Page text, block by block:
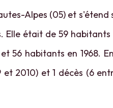
Alpes (05) et s'étend
Elle était de 59
56 habitants en 1968.
2010) et 1 décès (6